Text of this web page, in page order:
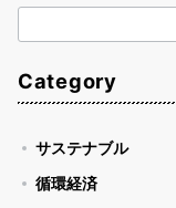
索
Category
サステナブル
循環経済